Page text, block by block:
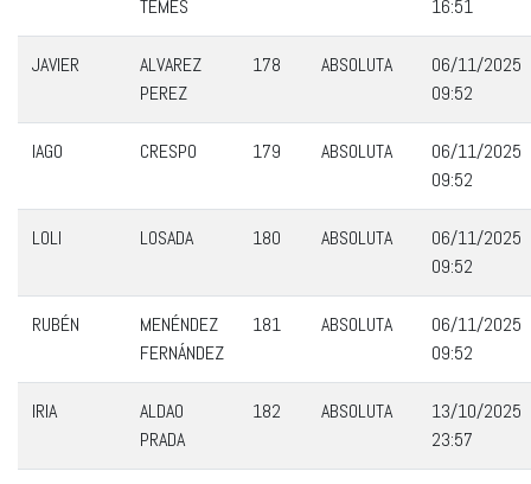
TEMES
16:51
JAVIER
ALVAREZ
PEREZ
178 ABSOLUTA
06/11/2025
09:52
IAGO CRESPO 179 ABSOLUTA
06/11/2025
09:52
LOLI LOSADA 180 ABSOLUTA
06/11/2025
09:52
RUBÉN
MENÉNDEZ
FERNÁNDEZ
181 ABSOLUTA
06/11/2025
09:52
IRIA
ALDAO
PRADA
182 ABSOLUTA
13/10/2025
23:57